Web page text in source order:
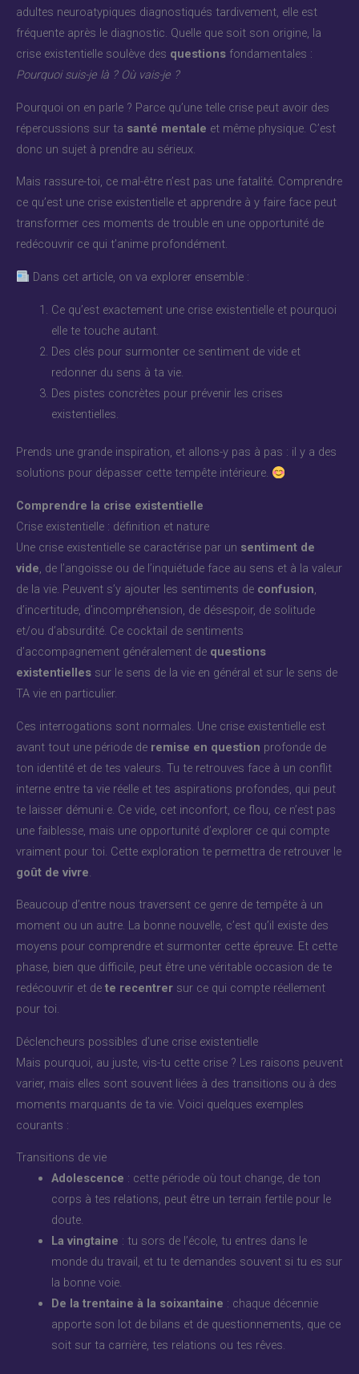
adultes neuroatypiques diagnostiqués tardivement, elle est
fréquente après le diagnostic. Quelle que soit son origine, la
crise existentielle soulève des questions fondamentales :
Pourquoi suis-je là ? Où vais-je ?
Pourquoi on en parle ? Parce qu’une telle crise peut avoir des
répercussions sur ta santé mentale et même physique. C’est
donc un sujet à prendre au sérieux.
Mais rassure-toi, ce mal-être n’est pas une fatalité. Comprendre
ce qu’est une crise existentielle et apprendre à y faire face peut
transformer ces moments de trouble en une opportunité de
redécouvrir ce qui t’anime profondément.
Dans cet article, on va explorer ensemble :
Ce qu’est exactement une crise existentielle et pourquoi
elle te touche autant.
Des clés pour surmonter ce sentiment de vide et
redonner du sens à ta vie.
Des pistes concrètes pour prévenir les crises
existentielles.
Prends une grande inspiration, et allons-y pas à pas : il y a des
solutions pour dépasser cette tempête intérieure.
Comprendre la crise existentielle
Crise existentielle : définition et nature
Une crise existentielle se caractérise par un sentiment de
vide, de l’angoisse ou de l’inquiétude face au sens et à la valeur
de la vie. Peuvent s’y ajouter les sentiments de confusion,
d’incertitude, d’incompréhension, de désespoir, de solitude
et/ou d’absurdité. Ce cocktail de sentiments
d’accompagnement généralement de questions
existentielles sur le sens de la vie en général et sur le sens de
TA vie en particulier.
Ces interrogations sont normales. Une crise existentielle est
avant tout une période de remise en question profonde de
ton identité et de tes valeurs. Tu te retrouves face à un conflit
interne entre ta vie réelle et tes aspirations profondes, qui peut
te laisser démuni·e. Ce vide, cet inconfort, ce flou, ce n’est pas
une faiblesse, mais une opportunité d’explorer ce qui compte
vraiment pour toi. Cette exploration te permettra de retrouver le
goût de vivre.
Beaucoup d’entre nous traversent ce genre de tempête à un
moment ou un autre. La bonne nouvelle, c’est qu’il existe des
moyens pour comprendre et surmonter cette épreuve. Et cette
phase, bien que difficile, peut être une véritable occasion de te
redécouvrir et de te recentrer sur ce qui compte réellement
pour toi.
Déclencheurs possibles d’une crise existentielle
Mais pourquoi, au juste, vis-tu cette crise ? Les raisons peuvent
varier, mais elles sont souvent liées à des transitions ou à des
moments marquants de ta vie. Voici quelques exemples
courants :
Transitions de vie
Adolescence : cette période où tout change, de ton
corps à tes relations, peut être un terrain fertile pour le
doute.
La vingtaine : tu sors de l’école, tu entres dans le
monde du travail, et tu te demandes souvent si tu es sur
la bonne voie.
De la trentaine à la soixantaine : chaque décennie
apporte son lot de bilans et de questionnements, que ce
soit sur ta carrière, tes relations ou tes rêves.